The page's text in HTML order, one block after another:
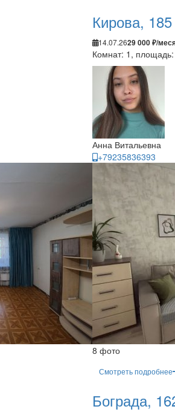
Кирова, 185
14.07.2629 000 ₽/
Комнат: 1,
Анна Витальевна
+79235836393
8 фото
Смотреть подробнее
Бограда,